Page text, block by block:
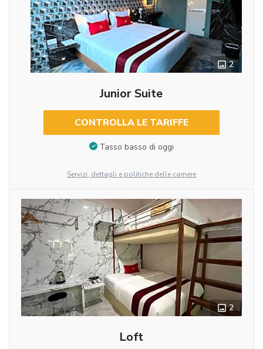
2
Junior Suite
CONTROLLA LE TARIFFE
Tasso basso di oggi
Servizi, dettagli e politiche delle camere
2
Loft